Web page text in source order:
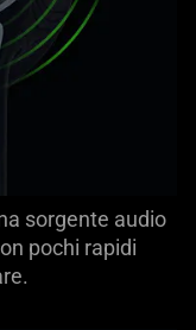
sorgente audio
pochi rapidi